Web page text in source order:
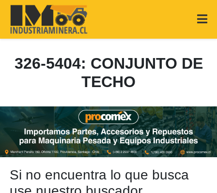
326-5404: CONJUNTO DE
TECHO
Si no encuentra lo que busca